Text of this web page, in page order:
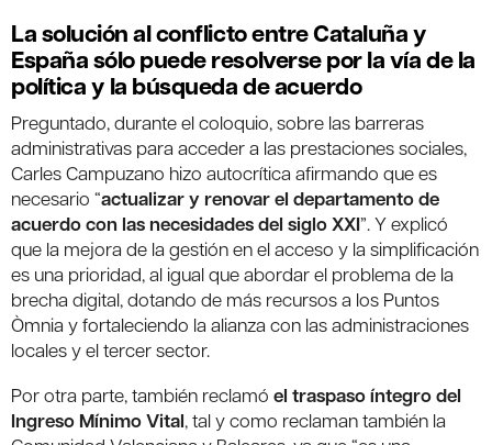
La solución al conflicto entre Cataluña y
España sólo puede resolverse por la vía de la
política y la búsqueda de acuerdo
Preguntado, durante el coloquio, sobre las barreras
administrativas para acceder a las prestaciones sociales,
Carles Campuzano hizo autocrítica afirmando que es
necesario “actualizar y renovar el departamento de
acuerdo con las necesidades del siglo XXI”. Y explicó
que la mejora de la gestión en el acceso y la simplificación
es una prioridad, al igual que abordar el problema de la
brecha digital, dotando de más recursos a los Puntos
Òmnia y fortaleciendo la alianza con las administraciones
locales y el tercer sector.
Por otra parte, también reclamó el traspaso íntegro del
Ingreso Mínimo Vital, tal y como reclaman también la